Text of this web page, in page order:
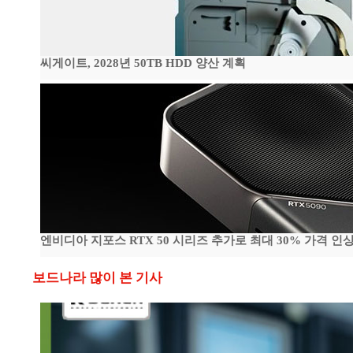
씨게이트, 2028년 50TB HDD 양산 계획
엔비디아 지포스 RTX 50 시리즈 추가로 최대 30% 가격 인
보드나라 많이 본 기사